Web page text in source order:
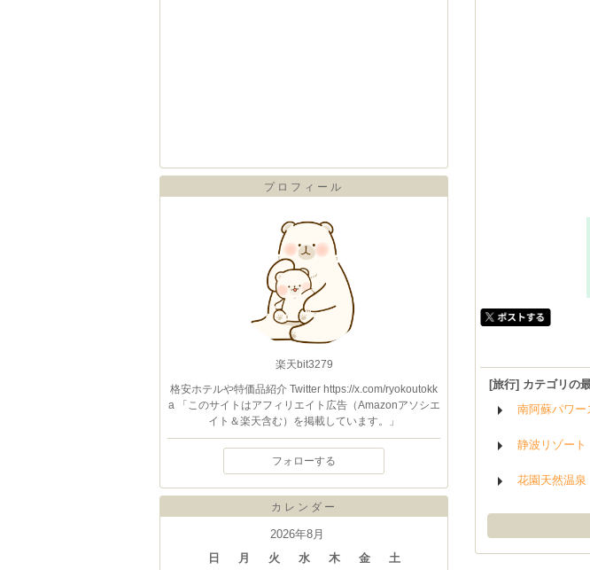
プロフィール
楽天bit3279
格安ホテルや特価品紹介 Twitter https://x.com/ryokoutokk
a 「このサイトはアフィリエイト広告（Amazonアソシエ
イト＆楽天含む）を掲載しています。」
フォローする
カレンダー
2026年8月
日
月 火 水 木 金
土
[旅行] カテゴリの
南阿蘇パワ
静波リゾー
花園天然温